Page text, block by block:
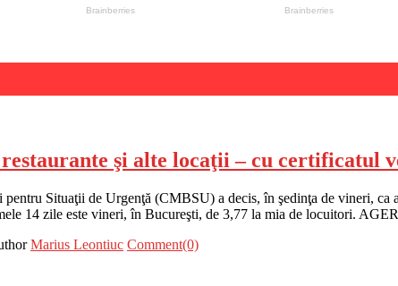
şi alte locaţii – cu certificatul
Situaţii de Urgenţă (CMBSU) a decis, în şedinţa de vineri, ca
14 zile este vineri, în Bucureşti, de 3,77 la mia de locuitori.
Marius Leontiuc Comment(0)